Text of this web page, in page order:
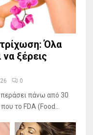
Όλα
ξέρεις
0
πάνω από 30
το FDA (Food...